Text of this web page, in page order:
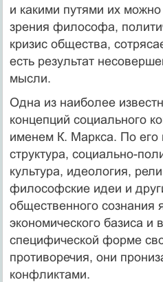
и какими путями их
зрения философа,
кризис общества,
есть результат
мысли.
Одна из наиболее
концепций соци­ального
именем К. Маркса. По его
структура, социально-
культура, идеология,
философские идеи и
общественного сознания
экономи­ческого базиса и
специфической форме
противоречия, они
конф­ликтами.